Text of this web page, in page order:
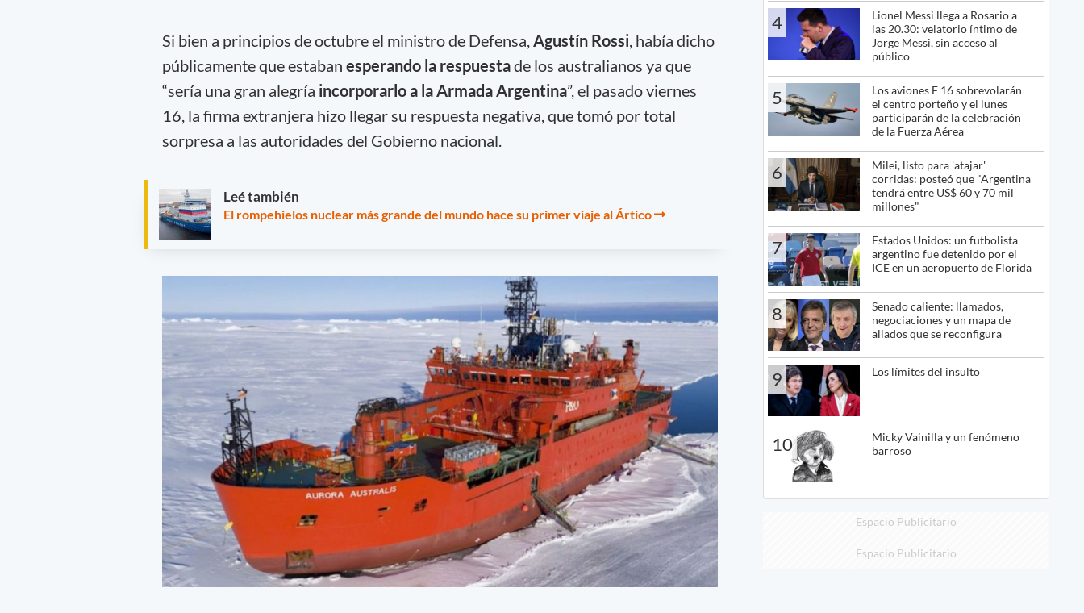
Si bien a principios de octubre el ministro de Defensa,Agustín Rossi, había dicho
públicamente que estaban esperando la respuestade los australianos ya que
“sería una gran alegría incorporarlo a la Armada Argentina”, el pasado viernes
16, la firma extranjera hizo llegar su respuesta negativa, que tomó por total
sorpresa a las autoridades del Gobierno nacional.
Leé también
El rompehielos nuclear más grande del mundo hace su primer viaje al Ártico
4
Lionel Messi llega a Rosario a
las 20.30: velatorio íntimo de
Jorge Messi, sin acceso al
público
5
Los aviones F 16 sobrevolarán
el centro porteño y el lunes
participarán de la celebración
de la Fuerza Aérea
6
Milei, listo para 'atajar'
corridas: posteó que "Argentina
tendrá entre US$ 60 y 70 mil
millones"
7
Estados Unidos: un futbolista
argentino fue detenido por el
ICE en un aeropuerto de Florida
8
Senado caliente: llamados,
negociaciones y un mapa de
aliados que se reconfigura
9 Los límites del insulto
10
Micky Vainilla y un fenómeno
barroso
Espacio Publicitario
Espacio Publicitario